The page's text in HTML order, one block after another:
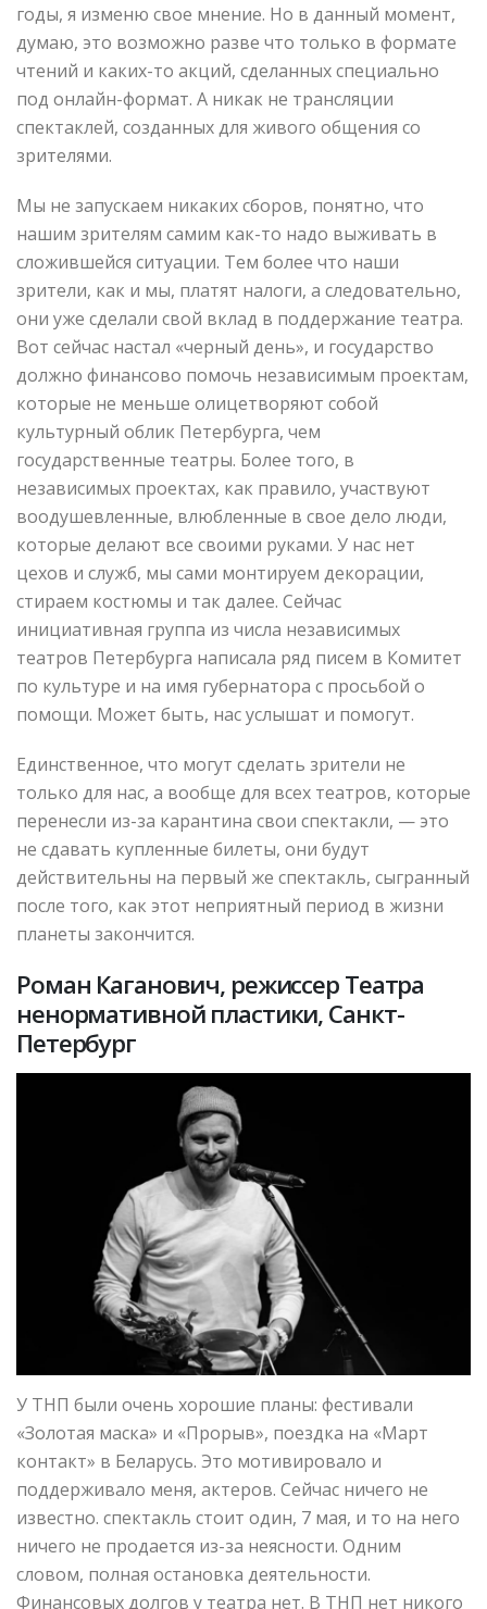
годы, я изменю свое мнение. Но в данный момент,
думаю, это возможно разве что только в формате
чтений и каких-то акций, сделанных специально
под онлайн-формат. А никак не трансляции
спектаклей, созданных для живого общения со
зрителями.
Мы не запускаем никаких сборов, понятно, что
нашим зрителям самим как-то надо выживать в
сложившейся ситуации. Тем более что наши
зрители, как и мы, платят налоги, а следовательно,
они уже сделали свой вклад в поддержание театра.
Вот сейчас настал «черный день», и государство
должно финансово помочь независимым проектам,
которые не меньше олицетворяют собой
культурный облик Петербурга, чем
государственные театры. Более того, в
независимых проектах, как правило, участвуют
воодушевленные, влюбленные в свое дело люди,
которые делают все своими руками. У нас нет
цехов и служб, мы сами монтируем декорации,
стираем костюмы и так далее. Сейчас
инициативная группа из числа независимых
театров Петербурга написала ряд писем в Комитет
по культуре и на имя губернатора с просьбой о
помощи. Может быть, нас услышат и помогут.
Единственное, что могут сделать зрители не
только для нас, а вообще для всех театров, которые
перенесли из-за карантина свои спектакли, — это
не сдавать купленные билеты, они будут
действительны на первый же спектакль, сыгранный
после того, как этот неприятный период в жизни
планеты закончится.
Роман Каганович, режиссер Театра
ненормативной пластики, Санкт-
Петербург
У ТНП были очень хорошие планы: фестивали
«Золотая маска» и «Прорыв», поездка на «Март
контакт» в Беларусь. Это мотивировало и
поддерживало меня, актеров. Сейчас ничего не
известно. спектакль стоит один, 7 мая, и то на него
ничего не продается из-за неясности. Одним
словом, полная остановка деятельности.
Финансовых долгов у театра нет. В ТНП нет никого